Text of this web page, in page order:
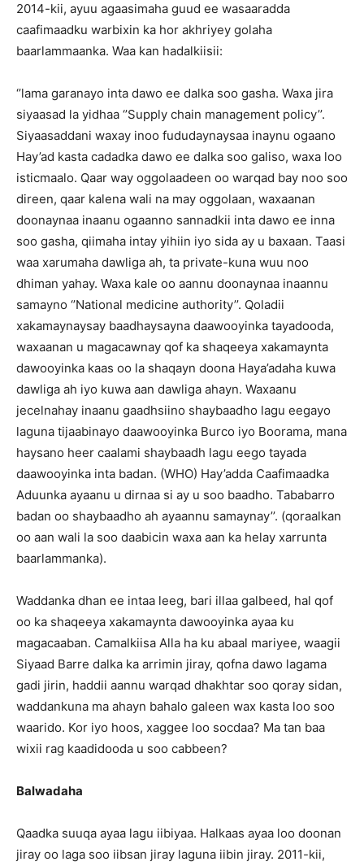
2014-kii, ayuu agaasimaha guud ee wasaaradda
caafimaadku warbixin ka hor akhriyey golaha
baarlammaanka. Waa kan hadalkiisii:
‘’lama garanayo inta dawo ee dalka soo gasha. Waxa jira
siyaasad la yidhaa ‘’Supply chain management policy’’.
Siyaasaddani waxay inoo fududaynaysaa inaynu ogaano
Hay’ad kasta cadadka dawo ee dalka soo galiso, waxa loo
isticmaalo. Qaar way oggolaadeen oo warqad bay noo soo
direen, qaar kalena wali na may oggolaan, waxaanan
doonaynaa inaanu ogaanno sannadkii inta dawo ee inna
soo gasha, qiimaha intay yihiin iyo sida ay u baxaan. Taasi
waa xarumaha dawliga ah, ta private-kuna wuu noo
dhiman yahay. Waxa kale oo aannu doonaynaa inaannu
samayno ‘’National medicine authority’’. Qoladii
xakamaynaysay baadhaysayna daawooyinka tayadooda,
waxaanan u magacawnay qof ka shaqeeya xakamaynta
dawooyinka kaas oo la shaqayn doona Haya’adaha kuwa
dawliga ah iyo kuwa aan dawliga ahayn. Waxaanu
jecelnahay inaanu gaadhsiino shaybaadho lagu eegayo
laguna tijaabinayo daawooyinka Burco iyo Boorama, mana
haysano heer caalami shaybaadh lagu eego tayada
daawooyinka inta badan. (WHO) Hay’adda Caafimaadka
Aduunka ayaanu u dirnaa si ay u soo baadho. Tababarro
badan oo shaybaadho ah ayaannu samaynay’’. (qoraalkan
oo aan wali la soo daabicin waxa aan ka helay xarrunta
baarlammanka).
Waddanka dhan ee intaa leeg, bari illaa galbeed, hal qof
oo ka shaqeeya xakamaynta dawooyinka ayaa ku
magacaaban. Camalkiisa Alla ha ku abaal mariyee, waagii
Siyaad Barre dalka ka arrimin jiray, qofna dawo lagama
gadi jirin, haddii aannu warqad dhakhtar soo qoray sidan,
waddankuna ma ahayn bahalo galeen wax kasta loo soo
waarido. Kor iyo hoos, xaggee loo socdaa? Ma tan baa
wixii rag kaadidooda u soo cabbeen?
Balwadaha
Qaadka suuqa ayaa lagu iibiyaa. Halkaas ayaa loo doonan
jiray oo laga soo iibsan jiray laguna iibin jiray. 2011-kii,